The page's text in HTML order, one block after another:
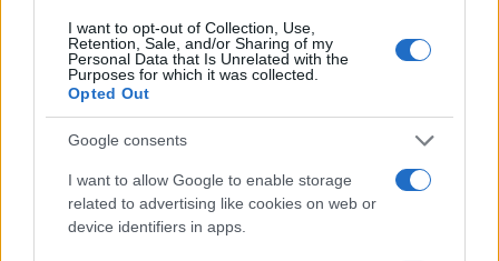
I want to opt-out of Collection, Use,
Retention, Sale, and/or Sharing of my
Personal Data that Is Unrelated with the
Purposes for which it was collected.
Opted Out
Google consents
I want to allow Google to enable storage
related to advertising like cookies on web or
device identifiers in apps.
voti in assoluto. Emiliano ne prese 760 mila,
Decaro 830 mila”. La Ghisleri individua una chiave
precisa: “La scelta di Emiliano di non ricandidarsi
ha generato una discontinuità nella continuità”.
Nessun test nazionale